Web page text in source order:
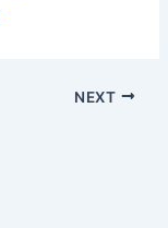
NEXT